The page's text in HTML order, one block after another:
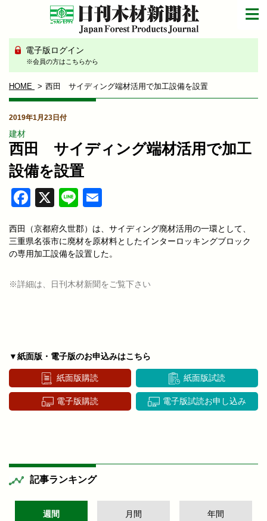
電子版ログイン
※会員の方はこちらから
HOME 西田 サイディング端材活用で加工設備を設置
2019年1月23日付
建材
西田 サイディング端材活用で加工
設備を設置
Facebook
X Line
西田（京都府久世郡）は、サイディング廃材活用の一環として、
三重県名張市に廃材を原材料としたインターロッキングブロック
の専用加工設備を設置した。
※詳細は、日刊木材新聞をご覧下さい
▼紙面版・電子版のお申込みはこちら
紙面版購読 紙面版試読
電子版購読 電子版試読お申し込み
記事ランキング
週間 月間 年間